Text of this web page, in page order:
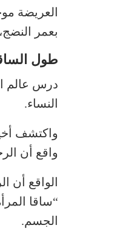
العريضة
بعمر
طول
درس عالم
النساء.
واكتشف
واقع أن
الواقع أن
“ساقا
الجسم.